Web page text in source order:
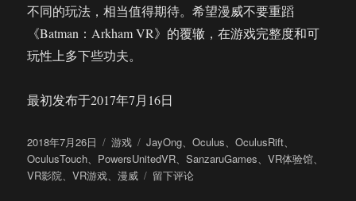
不同的玩法，相当值得期待。希望漫威不要重蹈
《Batman：Arkham VR》的覆辙，在游戏完整度和可
玩性上多下些功夫。
最初发布于2017年7月16日
发
布
于
2018年7月26日
分
类
游戏
标
签
JayOng、Oculus、OculusRift、
OculusTouch、 PowersUnitedVR、SanzaruGames、VR体验馆、
VR影院、VR游戏、漫威
于
留下评论